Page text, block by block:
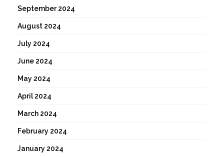
September 2024
August 2024
July 2024
June 2024
May 2024
April 2024
March 2024
February 2024
January 2024